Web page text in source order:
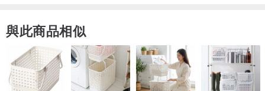
__________________________________
📏｜尺寸與訂製｜
。請依照「實際手圍」選取尺寸
與此商品相似